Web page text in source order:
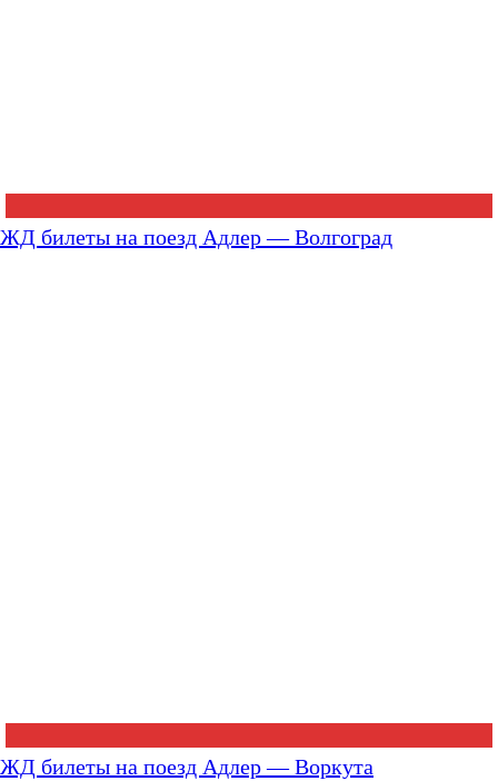
ЖД билеты на поезд Адлер — Волгоград
ЖД билеты на поезд Адлер — Воркута